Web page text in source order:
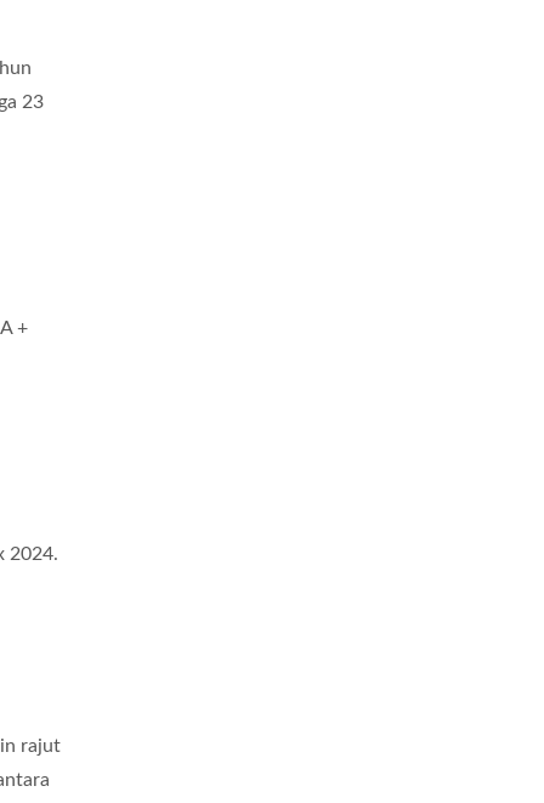
23
+
2024.
rajut